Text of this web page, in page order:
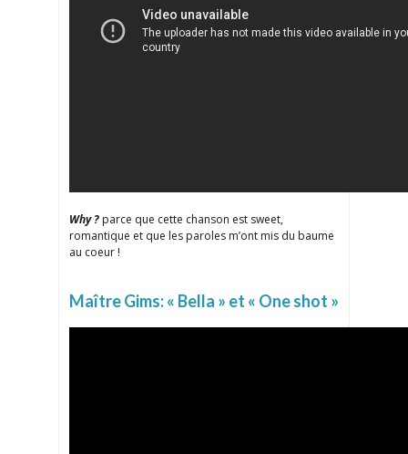
Why ? parce que cette chanson est sweet,
romantique et que les paroles m’ont mis du baume
au coeur !
Maître Gims: « Bella » et « One shot »